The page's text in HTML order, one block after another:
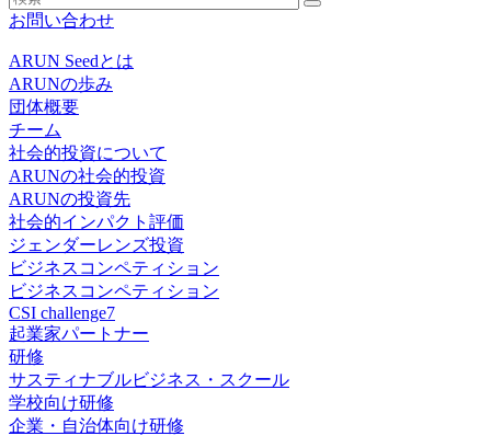
お問い合わせ
ARUN Seedとは
ARUNの歩み
団体概要
チーム
社会的投資について
ARUNの社会的投資
ARUNの投資先
社会的インパクト評価
ジェンダーレンズ投資
ビジネスコンペティション
ビジネスコンペティション
CSI challenge7
起業家パートナー
研修
サスティナブルビジネス・スクール
学校向け研修
企業・自治体向け研修